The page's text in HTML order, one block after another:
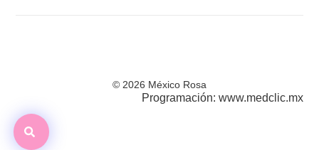
© 2026 México Rosa
Programación: www.medclic.mx